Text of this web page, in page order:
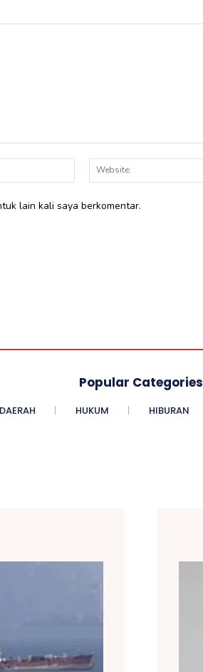
Email:*
lain kali saya berkomentar.
Popular Categories
DAERAH HUKUM HIBURAN